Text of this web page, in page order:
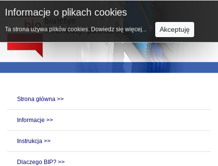
Strona główna >>
Informacje >>
Instrukcja >>
Dlaczego BIP? >>
Informacje o plikach cookies
Ta strona używa plików cookies. Dowiedz się więcej... Akceptuję